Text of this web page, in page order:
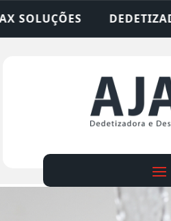
• DESENTUPIDORA •